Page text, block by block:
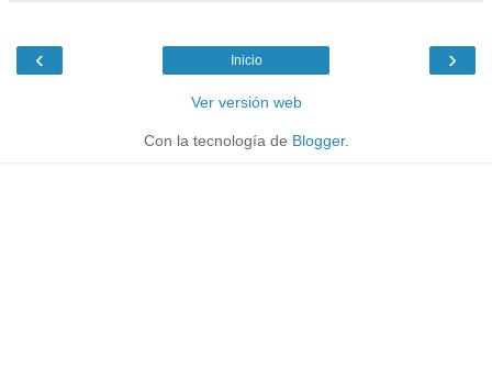
‹ ›
Inicio
Ver versión web
Con la tecnología de Blogger.